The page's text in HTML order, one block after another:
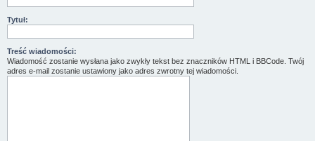
Tytuł:
Treść wiadomości:
Wiadomość zostanie wysłana jako zwykły tekst bez znaczników HTML i BBCode. Twój
adres e-mail zostanie ustawiony jako adres zwrotny tej wiadomości.